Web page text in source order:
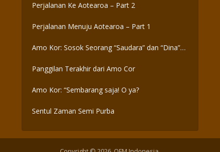
Perjalanan Ke Aotearoa – Part 2
Perjalanan Menuju Aotearoa – Part 1
Amo Kor: Sosok Seorang “Saudara” dan “Dina”
Panggilan Terakhir dari Amo Cor
Amo Kor: “Sembarang saja! O ya?
Sentul Zaman Semi Purba